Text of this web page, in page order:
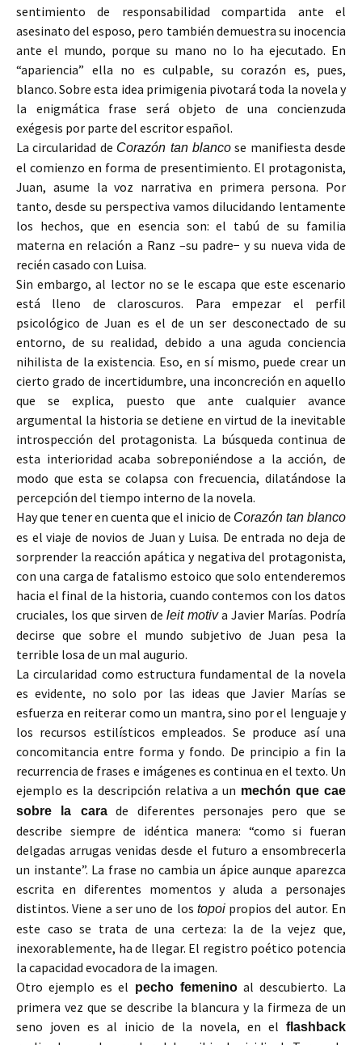
sentimiento de responsabilidad compartida ante el
asesinato del esposo, pero también demuestra su inocencia
ante el mundo, porque su mano no lo ha ejecutado. En
“apariencia” ella no es culpable, su corazón es, pues,
blanco. Sobre esta idea primigenia pivotará toda la novela y
la enigmática frase será objeto de una concienzuda
exégesis por parte del escritor español.
La circularidad de Corazón tan blancose manifiesta desde
el comienzo en forma de presentimiento. El protagonista,
Juan, asume la voz narrativa en primera persona. Por
tanto, desde su perspectiva vamos dilucidando lentamente
los hechos, que en esencia son: el tabú de su familia
materna en relación a Ranz –su padre− y su nueva vida de
recién casado con Luisa.
Sin embargo, al lector no se le escapa que este escenario
está lleno de claroscuros. Para empezar el perfil
psicológico de Juan es el de un ser desconectado de su
entorno, de su realidad, debido a una aguda conciencia
nihilista de la existencia. Eso, en sí mismo, puede crear un
cierto grado de incertidumbre, una inconcreción en aquello
que se explica, puesto que ante cualquier avance
argumental la historia se detiene en virtud de la inevitable
introspección del protagonista. La búsqueda continua de
esta interioridad acaba sobreponiéndose a la acción, de
modo que esta se colapsa con frecuencia, dilatándose la
percepción del tiempo interno de la novela.
Hay que tener en cuenta que el inicio de Corazón tan blanco
es el viaje de novios de Juan y Luisa. De entrada no deja de
sorprender la reacción apática y negativa del protagonista,
con una carga de fatalismo estoico que solo entenderemos
hacia el final de la historia, cuando contemos con los datos
cruciales, los que sirven de leit motiva Javier Marías. Podría
decirse que sobre el mundo subjetivo de Juan pesa la
terrible losa de un mal augurio.
La circularidad como estructura fundamental de la novela
es evidente, no solo por las ideas que Javier Marías se
esfuerza en reiterar como un mantra, sino por el lenguaje y
los recursos estilísticos empleados. Se produce así una
concomitancia entre forma y fondo. De principio a fin la
recurrencia de frases e imágenes es continua en el texto. Un
ejemplo es la descripción relativa a un mechón que cae
sobre la carade diferentes personajes pero que se
describe siempre de idéntica manera: “como si fueran
delgadas arrugas venidas desde el futuro a ensombrecerla
un instante”. La frase no cambia un ápice aunque aparezca
escrita en diferentes momentos y aluda a personajes
distintos. Viene a ser uno de los topoipropios del autor. En
este caso se trata de una certeza: la de la vejez que,
inexorablemente, ha de llegar. El registro poético potencia
la capacidad evocadora de la imagen.
Otro ejemplo es el pecho femeninoal descubierto. La
primera vez que se describe la blancura y la firmeza de un
seno joven es al inicio de la novela, en el flashback